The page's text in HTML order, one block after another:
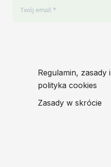
Regulamin, zasady i
polityka cookies
Zasady w skrócie